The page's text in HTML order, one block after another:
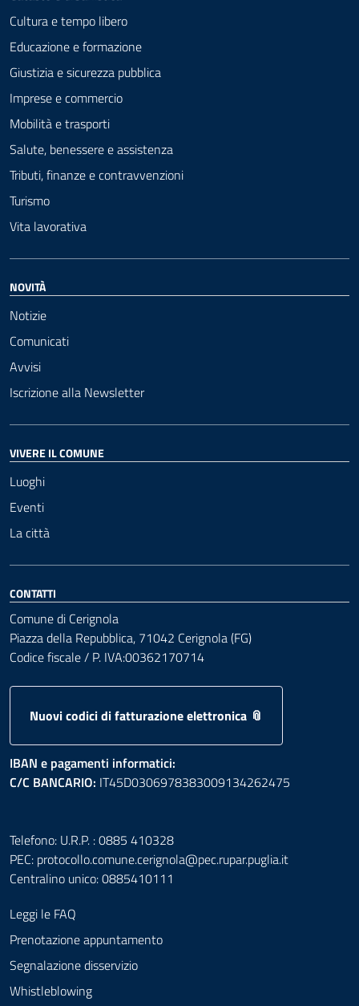
Cultura e tempo libero
Educazione e formazione
Giustizia e sicurezza pubblica
Imprese e commercio
Mobilità e trasporti
Salute, benessere e assistenza
Tributi, finanze e contravvenzioni
Turismo
Vita lavorativa
NOVITÀ
Notizie
Comunicati
Avvisi
Iscrizione alla Newsletter
VIVERE IL COMUNE
Luoghi
Eventi
La città
CONTATTI
Comune di Cerignola
Piazza della Repubblica, 71042 Cerignola (FG)
Codice fiscale / P. IVA:00362170714
Nuovi codici di fatturazione elettronica 📎
IBAN e pagamenti informatici:
C/C BANCARIO: IT45D0306978383009134262475
Telefono: U.R.P. : 0885 410328
PEC: protocollo.comune.cerignola@pec.rupar.puglia.it
Centralino unico: 0885410111
Leggi le FAQ
Prenotazione appuntamento
Segnalazione disservizio
Whistleblowing